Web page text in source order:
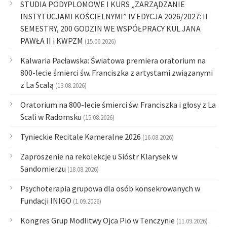
STUDIA PODYPLOMOWE I KURS „ZARZĄDZANIE
INSTYTUCJAMI KOŚCIELNYMI” IV EDYCJA 2026/2027: II
SEMESTRY, 200 GODZIN WE WSPÓŁPRACY KUL JANA
PAWŁA II i KWPZM (15.06.2026)
Kalwaria Pacławska: Światowa premiera oratorium na
800-lecie śmierci św. Franciszka z artystami związanymi
z La Scalą (13.08.2026)
Oratorium na 800-lecie śmierci św. Franciszka i głosy z La
Scali w Radomsku (15.08.2026)
Tynieckie Recitale Kameralne 2026 (16.08.2026)
Zaproszenie na rekolekcje u Sióstr Klarysek w
Sandomierzu (18.08.2026)
Psychoterapia grupowa dla osób konsekrowanych w
Fundacji INIGO (1.09.2026)
Kongres Grup Modlitwy Ojca Pio w Tenczynie (11.09.2026)